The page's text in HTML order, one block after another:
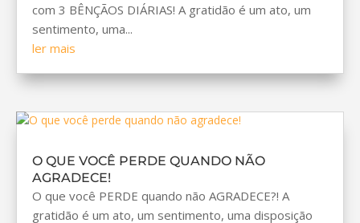
com 3 BÊNÇÃOS DIÁRIAS! A gratidão é um ato, um
sentimento, uma...
ler mais
O QUE VOCÊ PERDE QUANDO NÃO
AGRADECE!
O que você PERDE quando não AGRADECE?! A
gratidão é um ato, um sentimento, uma disposição